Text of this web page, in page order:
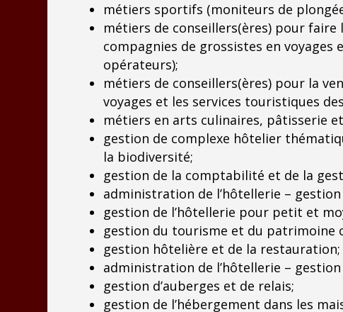
métiers sportifs (moniteurs de
métiers de conseillers(ères) pour
compagnies de grossistes en
opérateurs);
métiers de conseillers(ères) pour la
voyages et les services touristiques
métiers en arts culinaires, pâtisserie
gestion de complexe hôtelier
la biodiversité;
gestion de la comptabilité et de la
administration de l’hôtellerie –
gestion de l’hôtellerie pour petit et
gestion du tourisme et du patrimoine
gestion hôtelière et de la restauration;
administration de l’hôtellerie –
gestion d’auberges et de relais;
gestion de l’hébergement dans les